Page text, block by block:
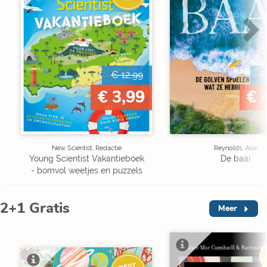
€ 12,99
€ 3,99
New Scientist, Redactie
Young Scientist Vakantieboek
- bomvol weetjes en puzzels
€
€
Reynolds, Allie
De baai
2+1 Gratis Meer